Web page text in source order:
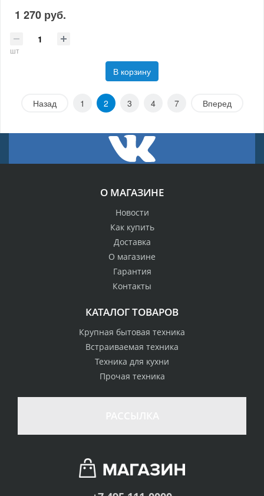
1 270 руб.
шт
В корзину
Назад 1 2 3 4 7 Вперед
О МАГАЗИНЕ
Новости
Как купить
Доставка
О магазине
Гарантия
Контакты
КАТАЛОГ ТОВАРОВ
Крупная бытовая техника
Встраиваемая техника
Техника для кухни
Прочая техника